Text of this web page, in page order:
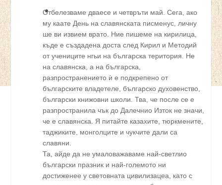
Отбелезваме дваесе и четвръти май. Сега, ако
му каате День на славянската писменус, личну
ше ви извием врато. Ние пишеме на кирилица,
къде е създадена доста след Кирил и Методий
от учениците нгьи на българска територия. Не
на славянска, а на българска,
разпространението ѝ е подкрепено от
българските владетеле, българско духовенство,
български книжовни школи. Тва, че после се е
разпространила чък до Далечнио Изток не значи,
че е славянска. Я питайте казахите, тюркмените,
таджиките, монголците и чукчите дали са
славяни.
Та, айде да не умаловажаваме най-светлио
български празник и най-големото ни
достиженее у световната цивилизацеа, като с